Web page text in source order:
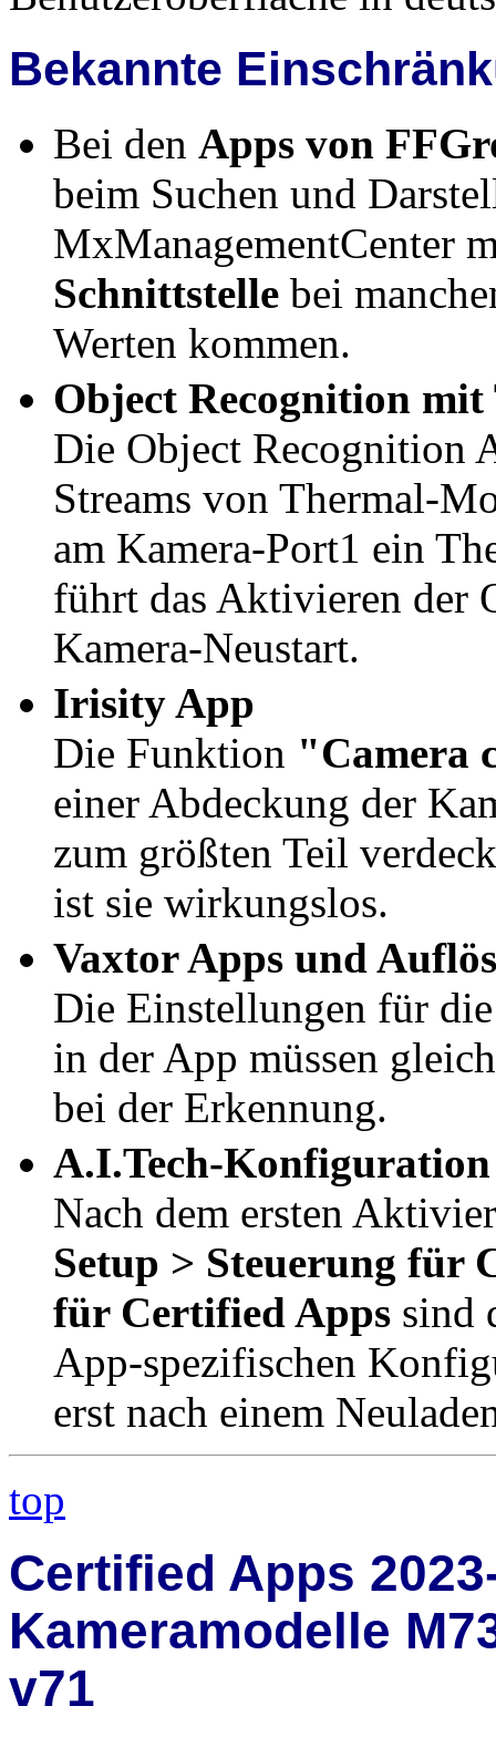
Bekannte
Bei den Apps von
beim Suchen und
MxManagementCenter
Schnittstelle bei
Werten kommen.
Object Recognition
Die Object Recognition
Streams von Thermal-
am Kamera-Port1 ein
führt das Aktivieren der
Kamera-Neustart.
Irisity App
Die Funktion "Camera
einer Abdeckung der
zum größten Teil
ist sie wirkungslos.
Vaxtor Apps und
Die Einstellungen für
in der App müssen
bei der Erkennung.
A.I.Tech-Konfiguration
Nach dem ersten
Setup > Steuerung für
für Certified Apps sind
App-spezifischen
erst nach einem
top
Certified Apps
Kameramodelle
v71